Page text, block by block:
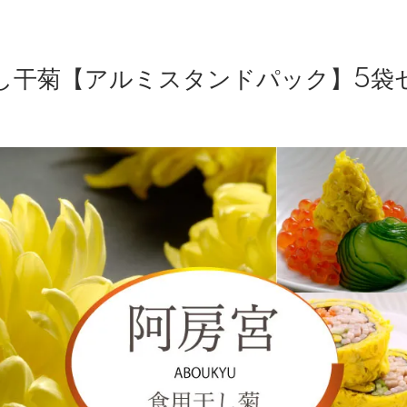
干菊【アルミスタンドパック】5袋